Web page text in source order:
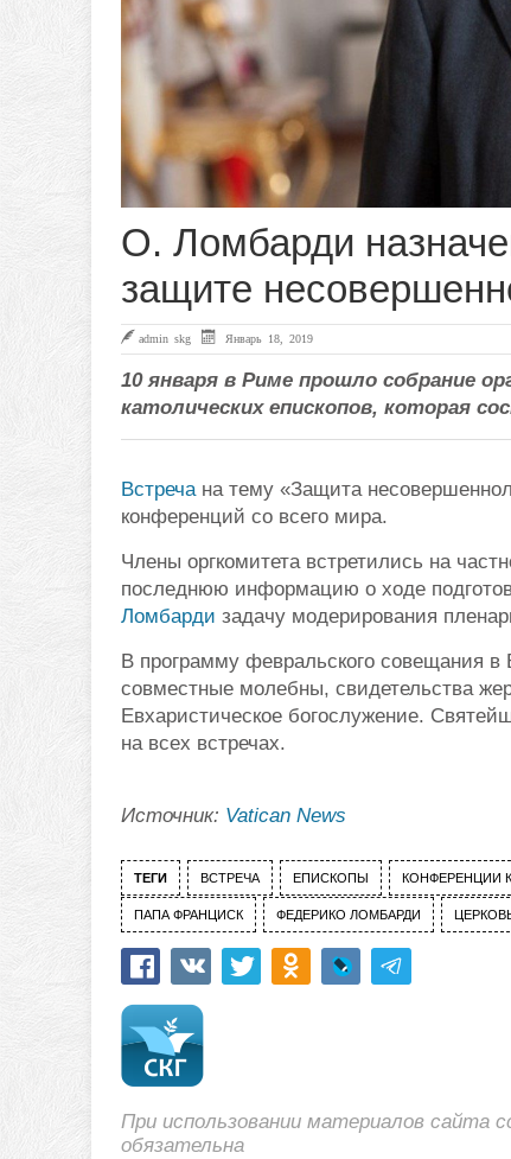
О. Ломбарди
защите
admin skg Январь 18, 2019
10 января в Риме прошло собрание
католических епископов, которая
Встреча на тему «Защита
конференций со всего мира.
Члены оргкомитета встретились на
последнюю информацию о ходе
Ломбарди задачу модерирования
В программу февральского совещания в
совместные молебны, свидетельства
Евхаристическое богослужение.
на всех встречах.
Источник: Vatican News
ТЕГИ ВСТРЕЧА ЕПИСКОПЫ КОНФЕРЕНЦИИ
ПАПА ФРАНЦИСК ФЕДЕРИКО ЛОМБАРДИ
При использовании материалов сайта
обязательна